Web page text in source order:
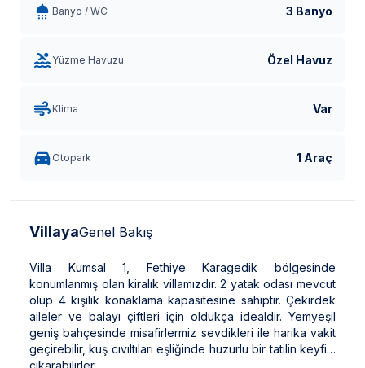
Banyo / WC 3 Banyo
Yüzme Havuzu Özel Havuz
Klima Var
Otopark 1 Araç
VillayaGenel Bakış
Villa Kumsal 1, Fethiye Karagedik bölgesinde
konumlanmış olan kiralık villamızdır. 2 yatak odası mevcut
olup 4 kişilik konaklama kapasitesine sahiptir. Çekirdek
aileler ve balayı çiftleri için oldukça idealdir. Yemyeşil
geniş bahçesinde misafirlermiz sevdikleri ile harika vakit
geçirebilir, kuş cıvıltıları eşliğinde huzurlu bir tatilin keyfini
çıkarabilirler.